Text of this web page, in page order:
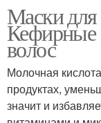
Маски
Кефирные
волос
Молочная
продуктах,
значит и